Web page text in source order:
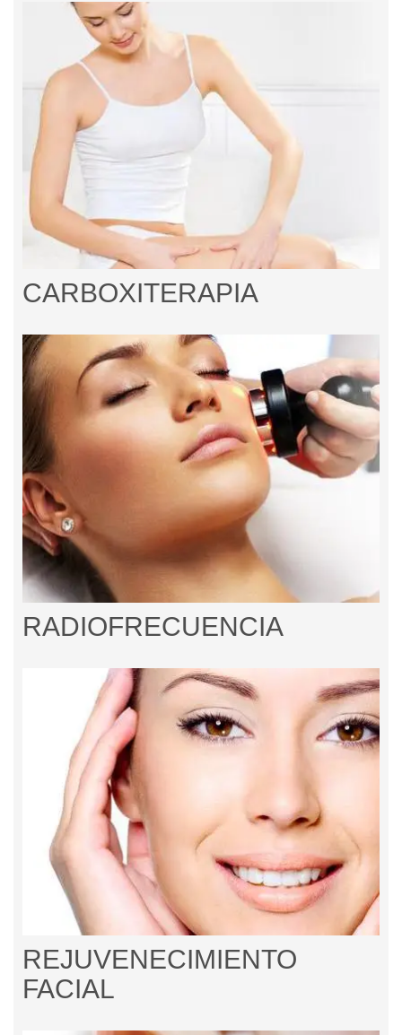
CARBOXITERAPIA
RADIOFRECUENCIA
REJUVENECIMIENTO
FACIAL